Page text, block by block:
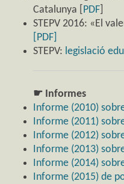
Catalunya [ PDF
STEPV 2016: «El
[PDF]
STEPV: legislació
☛ Informes
Informe (2010)
Informe (2011)
Informe (2012)
Informe (2013)
Informe (2014)
Informe (2015) de